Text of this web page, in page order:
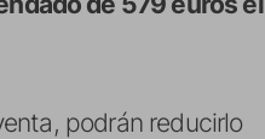
podrán reducirlo